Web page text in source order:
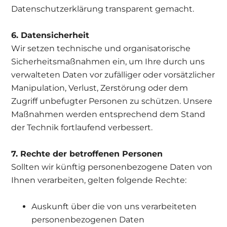
Datenschutzerklärung transparent gemacht.
6. Datensicherheit
Wir setzen technische und organisatorische
Sicherheitsmaßnahmen ein, um Ihre durch uns
verwalteten Daten vor zufälliger oder vorsätzlicher
Manipulation, Verlust, Zerstörung oder dem
Zugriff unbefugter Personen zu schützen. Unsere
Maßnahmen werden entsprechend dem Stand
der Technik fortlaufend verbessert.
7. Rechte der betroffenen Personen
Sollten wir künftig personenbezogene Daten von
Ihnen verarbeiten, gelten folgende Rechte:
Auskunft über die von uns verarbeiteten
personenbezogenen Daten